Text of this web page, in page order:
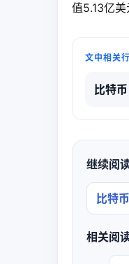
值5.13亿美
文中相关
比特币
继续阅
比特
相关阅